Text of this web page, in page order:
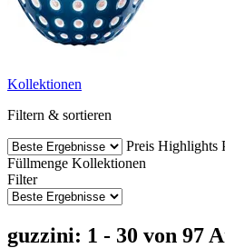
Kollektionen
Filtern & sortieren
Preis Highlights
Füllmenge Kollektionen
Filter
guzzini: 1 - 30 von 97